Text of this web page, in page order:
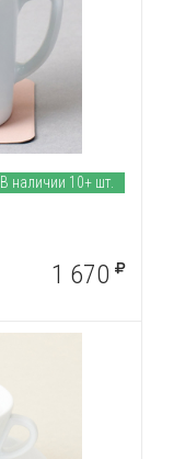
В наличии 10+ шт.
1 670